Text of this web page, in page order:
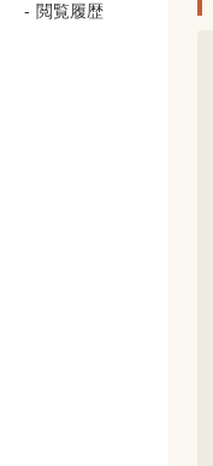
閲覧履歴